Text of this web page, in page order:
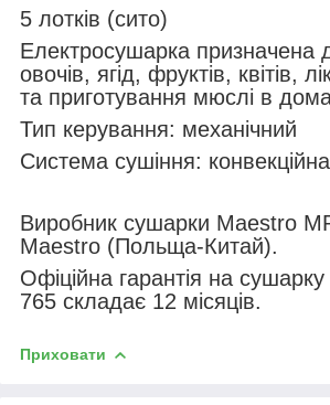
5 лотків (сито)
Електросушарка призначена
овочів, ягід, фруктів, квітів,
та приготування мюслі в
Тип керування: механічний
Система сушіння:
Виробник сушарки Maestro
Maestro (Польща-Китай).
Офіційна гарантія на
765 складає 12 місяців.
Приховати